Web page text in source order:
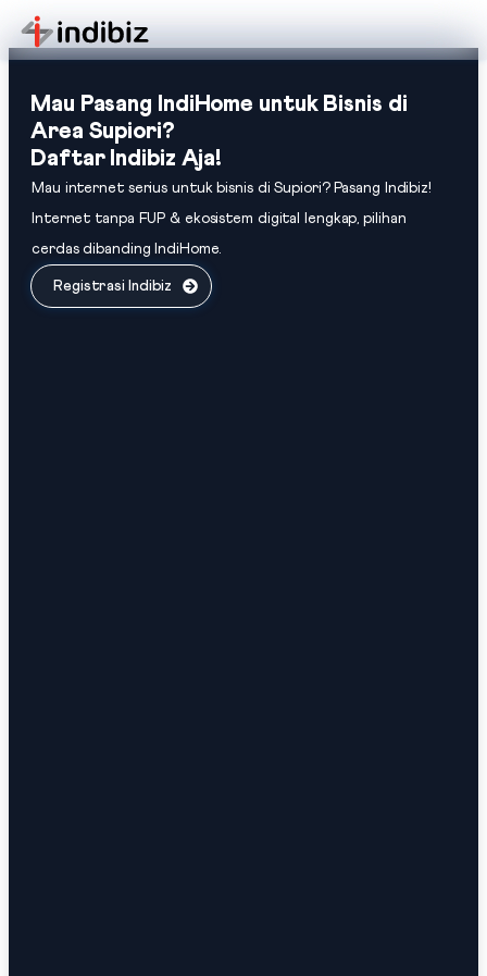
Mau Pasang IndiHome untuk Bisnis di
Area Supiori?
Daftar Indibiz Aja!
Mau internet serius untuk bisnis di Supiori? Pasang Indibiz!
Internet tanpa FUP & ekosistem digital lengkap, pilihan
cerdas dibanding IndiHome.
Registrasi Indibiz